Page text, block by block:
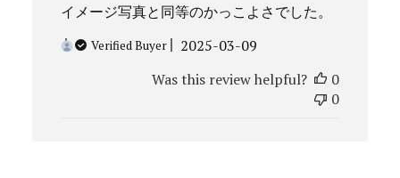
イメージ写真と同等のかっこよさでした。
Verified Buyer
Published
2025-03-09
Was this review helpful?
0
0